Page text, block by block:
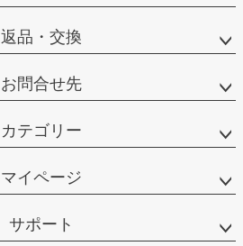
返品・交換
お問合せ先
カテゴリー
マイページ
サポート